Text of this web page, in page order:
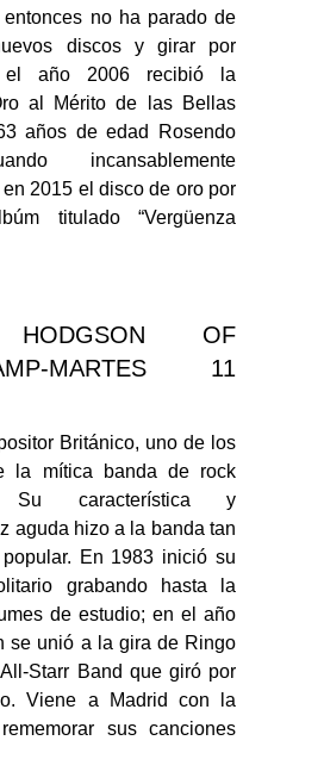
no ha parado de
discos y girar por
el año 2006 recibió la
al Mérito de las Bellas
años de edad Rosendo
incansablemente
2015 el disco de oro por
titulado “Vergüenza
HODGSON OF
MARTES 11
Británico, uno de los
la mítica banda de rock
Su característica y
aguda hizo a la banda tan
En 1983 inició su
grabando hasta la
de estudio; en el año
se unió a la gira de Ringo
Starr Band que giró por
Viene a Madrid con la
sus canciones